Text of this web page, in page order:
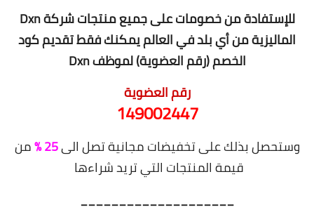
للإستفادة من خصومات على جميع منتجات شركة Dxn
الماليزية من أي بلد في العالم يمكنك فقط تقديم كود
الخصم (رقم العضوية) لموظف Dxn
رقم العضوية
149002447
وستحصل بذلك على تخفيضات مجانية تصل الى25 %
من
قيمة المنتجات التي تريد شراءها
____________________